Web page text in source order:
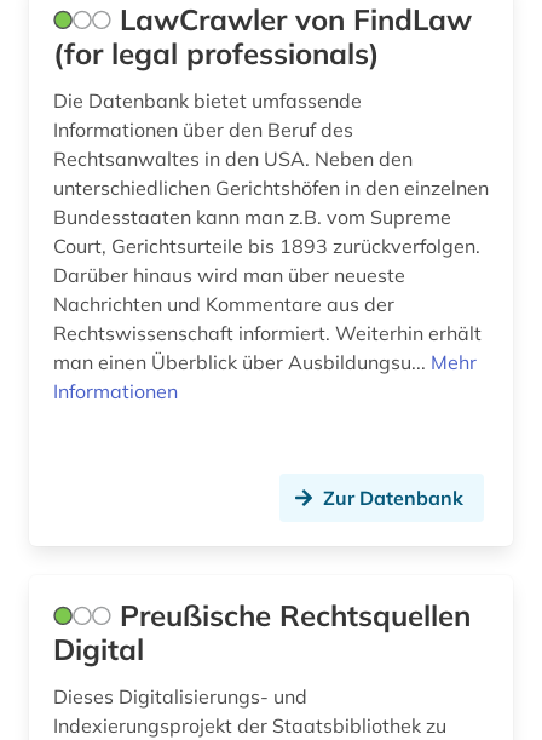
LawCrawler von FindLaw
(for legal professionals)
Die Datenbank bietet umfassende
Informationen über den Beruf des
Rechtsanwaltes in den USA. Neben den
unterschiedlichen Gerichtshöfen in den einzelnen
Bundesstaaten kann man z.B. vom Supreme
Court, Gerichtsurteile bis 1893 zurückverfolgen.
Darüber hinaus wird man über neueste
Nachrichten und Kommentare aus der
Rechtswissenschaft informiert. Weiterhin erhält
man einen Überblick über Ausbildungsu... Mehr
Informationen
Zur Datenbank
Preußische Rechtsquellen
Digital
Dieses Digitalisierungs- und
Indexierungsprojekt der Staatsbibliothek zu